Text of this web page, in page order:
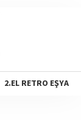
2.EL RETRO EŞYA